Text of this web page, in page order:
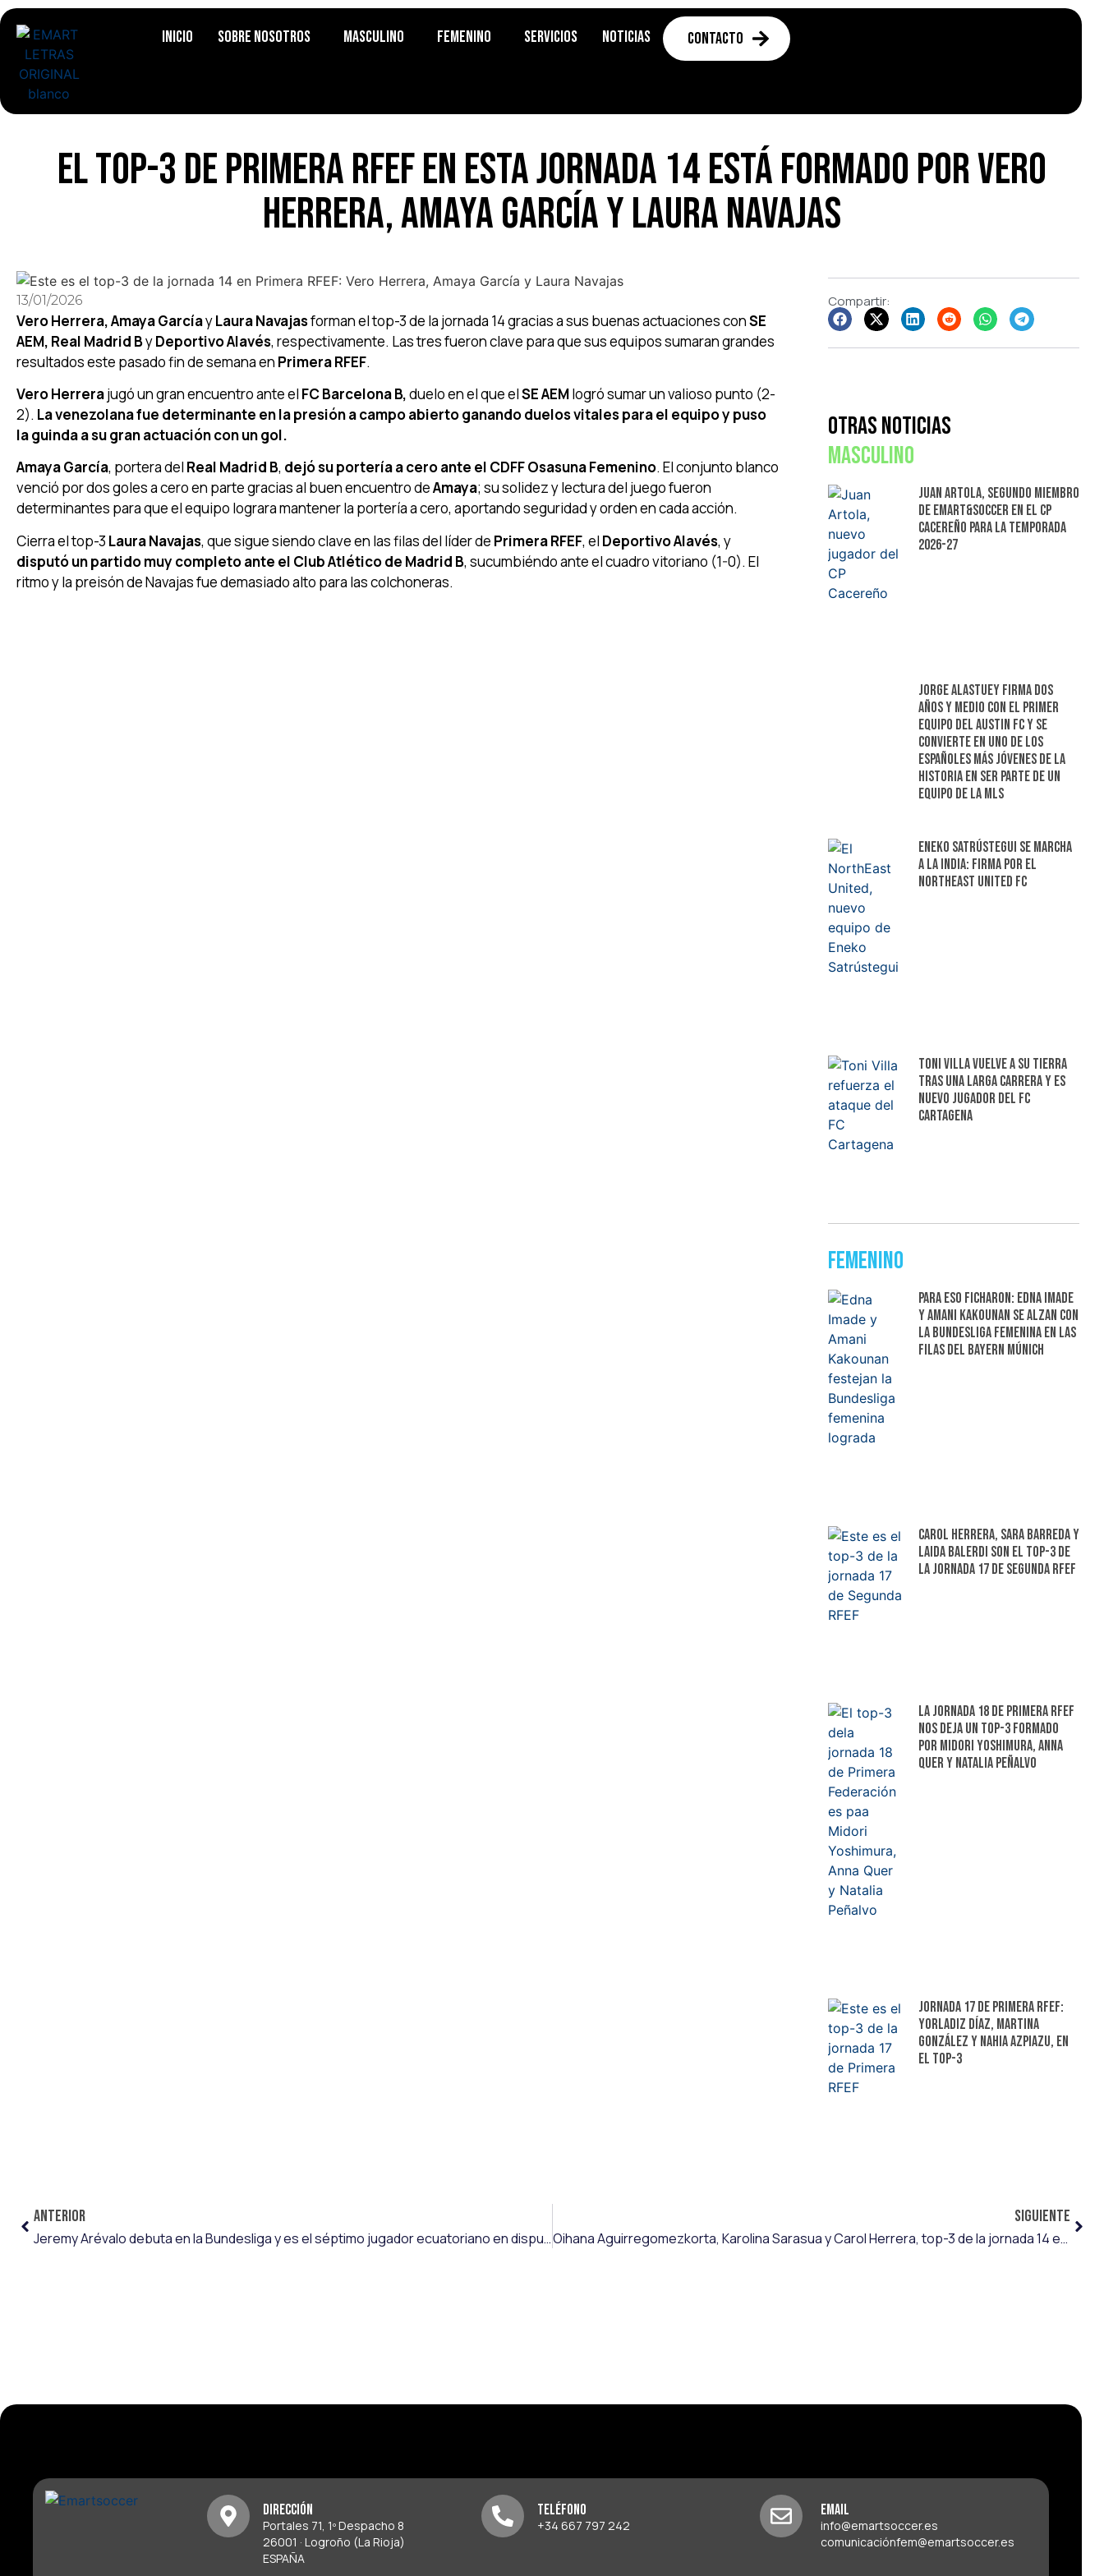
Inicio Sobre Nosotros Masculino Femenino Servicios Noticias Contacto
El top-3 de Primera RFEF en esta jornada 14 está formado por Vero
Herrera, Amaya García y Laura Navajas
13/01/2026
Vero Herrera, Amaya GarcíayLaura Navajasforman el top-3 de la jornada 14 gracias a sus buenas actuaciones conSE
AEM, Real Madrid ByDeportivo Alavés, respectivamente. Las tres fueron clave para que sus equipos sumaran grandes
resultados este pasado fin de semana en Primera RFEF.
Vero Herrerajugó un gran encuentro ante el FC Barcelona B,duelo en el que elSE AEMlogró sumar un valioso punto (2-
2). La venezolana fue determinante en la presión a campo abierto ganando duelos vitales para el equipo y puso
la guinda a su gran actuación con un gol.
Amaya García, portera del Real Madrid B, dejó su portería a cero ante el CDFF Osasuna Femenino. El conjunto blanco
venció por dos goles a cero en parte gracias al buen encuentro deAmaya; su solidez y lectura del juego fueron
determinantes para que el equipo lograra mantener la portería a cero, aportando seguridad y orden en cada acción.
Cierra el top-3 Laura Navajas, que sigue siendo clave en las filas del líder de Primera RFEF, el Deportivo Alavés, y
disputó un partido muy completo ante el Club Atlético de Madrid B, sucumbiéndo ante el cuadro vitoriano (1-0). El
ritmo y la preisón de Navajas fue demasiado alto para las colchoneras.
Compartir:
Otras Noticias
Masculino
Juan Artola, segundo miembro
de Emart&Soccer en el CP
Cacereño para la temporada
2026-27
Jorge Alastuey firma dos
años y medio con el primer
equipo del Austin FC y se
convierte en uno de los
españoles más jóvenes de la
historia en ser parte de un
equipo de la MLS
Eneko Satrústegui se marcha
a la India: firma por el
NorthEast United FC
Toni Villa vuelve a su tierra
tras una larga carrera y es
nuevo jugador del FC
Cartagena
Femenino
Para eso ficharon: Edna Imade
y Amani Kakounan se alzan con
la Bundesliga femenina en las
filas del Bayern Múnich
Carol Herrera, Sara Barreda y
Laida Balerdi son el top-3 de
la jornada 17 de Segunda RFEF
La jornada 18 de Primera RFEF
nos deja un top-3 formado
por Midori Yoshimura, Anna
Quer y Natalia Peñalvo
Jornada 17 de Primera RFEF:
Yorladiz Díaz, Martina
González y Nahia Azpiazu, en
el top-3
ANTERIOR
Jeremy Arévalo debuta en la Bundesliga y es el séptimo jugador ecuatoriano en disputar dicha competición
SIGUIENTE
Oihana Aguirregomezkorta, Karolina Sarasua y Carol Herrera, top-3 de la jornada 14 en Segunda RFEF
Dirección
Portales 71, 1º Despacho 8
26001 · Logroño (La Rioja)
ESPAÑA
Teléfono
+34 667 797 242
Email
info@emartsoccer.es
comunicaciónfem@emartsoccer.es